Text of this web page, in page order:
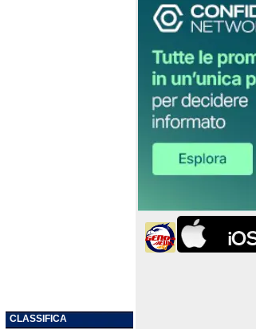
CLASSIFICA